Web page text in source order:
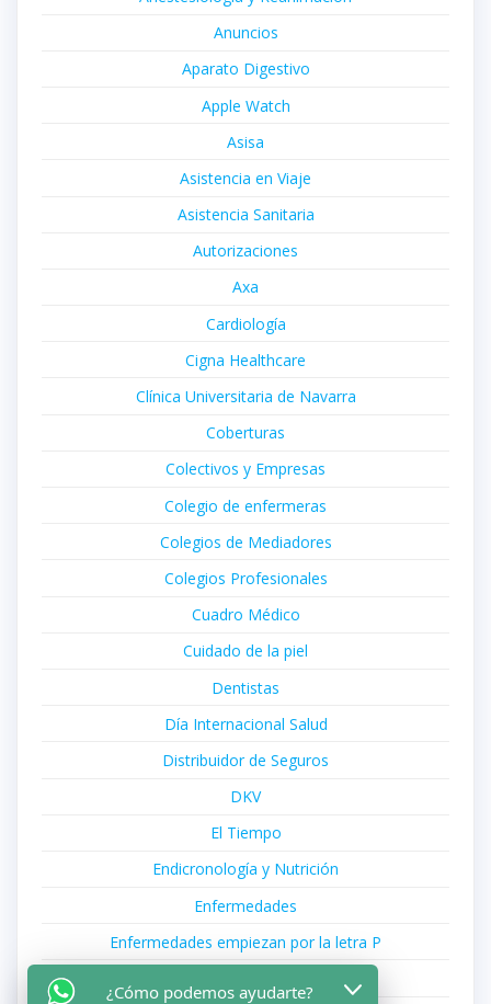
Anuncios
Aparato Digestivo
Apple Watch
Asisa
Asistencia en Viaje
Asistencia Sanitaria
Autorizaciones
Axa
Cardiología
Cigna Healthcare
Clínica Universitaria de Navarra
Coberturas
Colectivos y Empresas
Colegio de enfermeras
Colegios de Mediadores
Colegios Profesionales
Cuadro Médico
Cuidado de la piel
Dentistas
Día Internacional Salud
Distribuidor de Seguros
DKV
El Tiempo
Endicronología y Nutrición
Enfermedades
Enfermedades empiezan por la letra P
¿Cómo podemos ayudarte?